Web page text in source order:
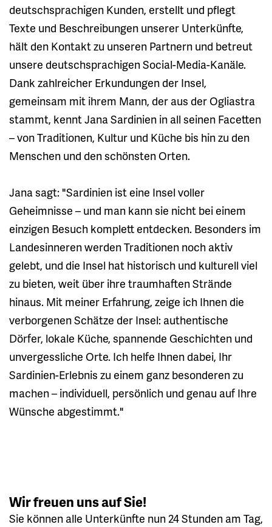
deutschsprachigen Kunden, erstellt und pflegt
Texte und Beschreibungen unserer Unterkünfte,
hält den Kontakt zu unseren Partnern und betreut
unsere deutschsprachigen Social-Media-Kanäle.
Dank zahlreicher Erkundungen der Insel,
gemeinsam mit ihrem Mann, der aus der Ogliastra
stammt, kennt Jana Sardinien in all seinen Facetten
– von Traditionen, Kultur und Küche bis hin zu den
Menschen und den schönsten Orten.
Jana sagt: "Sardinien ist eine Insel voller
Geheimnisse – und man kann sie nicht bei einem
einzigen Besuch komplett entdecken. Besonders im
Landesinneren werden Traditionen noch aktiv
gelebt, und die Insel hat historisch und kulturell viel
zu bieten, weit über ihre traumhaften Strände
hinaus. Mit meiner Erfahrung, zeige ich Ihnen die
verborgenen Schätze der Insel: authentische
Dörfer, lokale Küche, spannende Geschichten und
unvergessliche Orte. Ich helfe Ihnen dabei, Ihr
Sardinien-Erlebnis zu einem ganz besonderen zu
machen – individuell, persönlich und genau auf Ihre
Wünsche abgestimmt."
Wir freuen uns auf Sie!
Sie können alle Unterkünfte nun 24 Stunden am Tag,